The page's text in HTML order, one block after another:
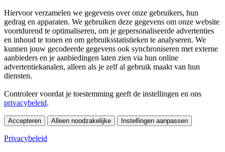
Hiervoor verzamelen we gegevens over onze gebruikers, hun
gedrag en apparaten. We gebruiken deze gegevens om onze website
voortdurend te optimaliseren, om je gepersonaliseerde advertenties
en inhoud te tonen en om gebruiksstatistieken te analyseren. We
kunnen jouw gecodeerde gegevens ook synchroniseren met externe
aanbieders en je aanbiedingen laten zien via hun online
advertentiekanalen, alleen als je zelf al gebruik maakt van hun
diensten.
Controleer voordat je toestemming geeft de instellingen en ons
privacybeleid.
Accepteren Alleen noodzakelijke Instellingen aanpassen
Privacybeleid